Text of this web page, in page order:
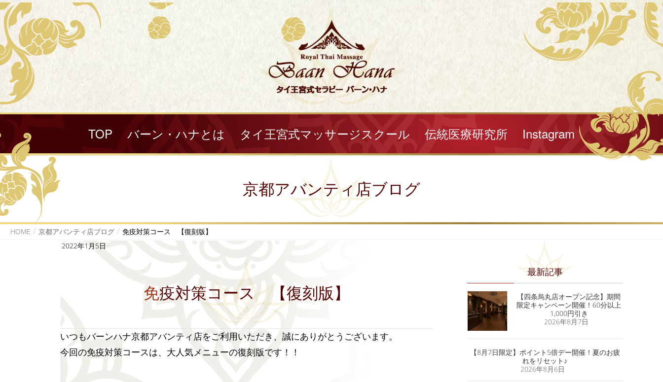
TOP バーン・ハナとは タイ王宮式マッサージスクール 伝統医療研究所 Instagram
京都アバンティ店ブログ
HOME 京都アバンティ店ブログ 免疫対策コース 【復刻版】
2022年1月5日
免疫対策コース 【復刻版】
いつもバーンハナ京都アバンティ店をご利用いただき、誠にありがとうございます。
今回の免疫対策コースは、大人気メニューの復刻版です！！
最新記事
【四条烏丸店オープン記念】期間
限定キャンペーン開催！60分以上
1,000円引き
2026年8月7日
【8月7日限定】ポイント5倍デー開催！夏のお疲
れをリセット♪
2026年8月6日